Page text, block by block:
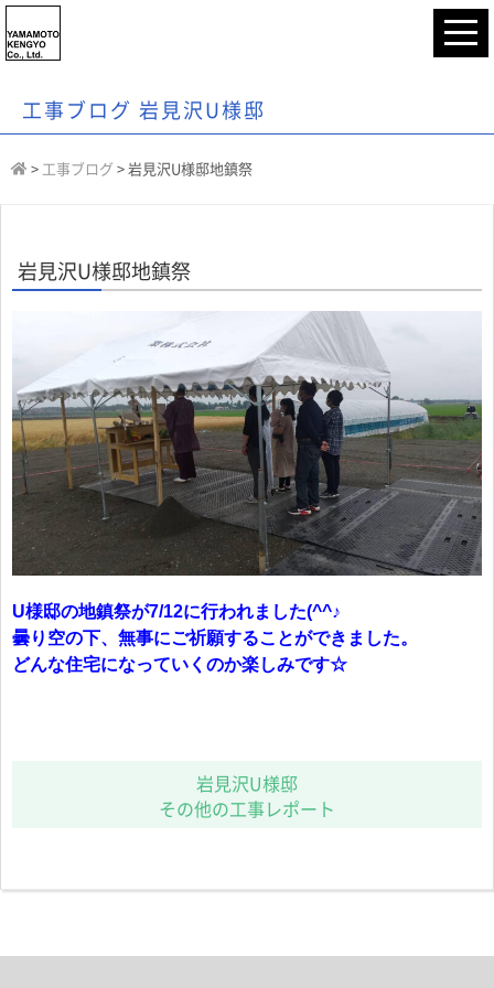
工事ブログ 岩見沢U様邸
> 工事ブログ > 岩見沢U様邸地鎮祭
岩見沢U様邸地鎮祭
U様邸の地鎮祭が7/12に行われました(^^♪
曇り空の下、無事にご祈願することができました。
どんな住宅になっていくのか楽しみです☆
岩見沢U様邸
その他の工事レポート